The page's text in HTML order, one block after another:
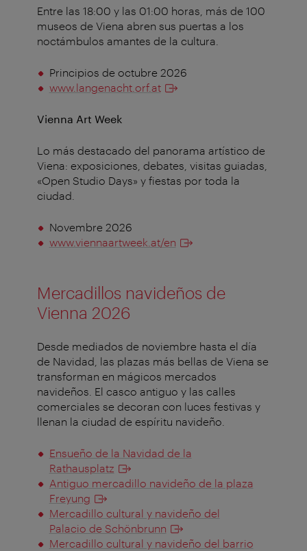
Entre las 18:00 y las 01:00 horas, más de 100
museos de Viena abren sus puertas a los
noctámbulos amantes de la cultura.
Principios de octubre 2026
www.langenacht.orf.at
Vienna Art Week
Lo más destacado del panorama artístico de
Viena: exposiciones, debates, visitas guiadas,
«Open Studio Days» y fiestas por toda la
ciudad.
Novembre 2026
www.viennaartweek.at/en
Mercadillos navideños de
Vienna 2026
Desde mediados de noviembre hasta el día
de Navidad, las plazas más bellas de Viena se
transforman en mágicos mercados
navideños. El casco antiguo y las calles
comerciales se decoran con luces festivas y
llenan la ciudad de espíritu navideño.
Ensueño de la Navidad de la
Rathausplatz
Antiguo mercadillo navideño de la plaza
Freyung
Mercadillo cultural y navideño del
Palacio de Schönbrunn
Mercadillo cultural y navideño del barrio